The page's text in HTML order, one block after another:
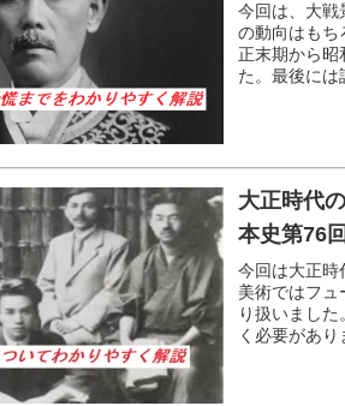
今回は、大戦
の動向はもち
正末期から昭
た。最後には
大正時代
本史第76回
今回は大正時
美術ではフュ
り扱いまし
く必要があ